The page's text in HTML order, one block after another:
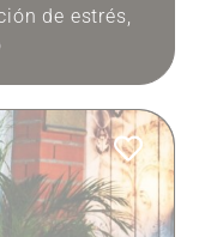
de estrés